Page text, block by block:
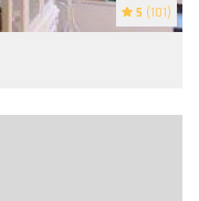
5 (101)